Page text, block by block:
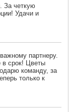
За четкую
Удачи и
партнеру.
в срок! Цветы
команду, за
только к